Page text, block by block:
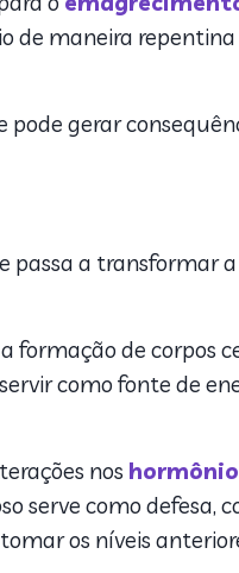
maneira repentina
gerar
passa a transformar
formação de corpos
como fonte de
nos
serve como defesa,
os níveis